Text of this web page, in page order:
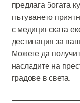
предлага богата
пътуването
с медицинската
дестинация за
Можете да
насладите на
градове в света.